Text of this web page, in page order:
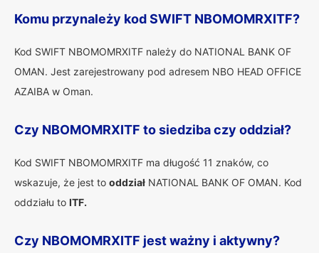
Komu przynależy kod SWIFT NBOMOMRXITF?
Kod SWIFT NBOMOMRXITF należy do NATIONAL BANK OF
OMAN. Jest zarejestrowany pod adresem NBO HEAD OFFICE
AZAIBA w Oman.
Czy NBOMOMRXITF to siedziba czy oddział?
Kod SWIFT NBOMOMRXITF ma długość 11 znaków, co
wskazuje, że jest to oddział NATIONAL BANK OF OMAN. Kod
oddziału to ITF.
Czy NBOMOMRXITF jest ważny i aktywny?